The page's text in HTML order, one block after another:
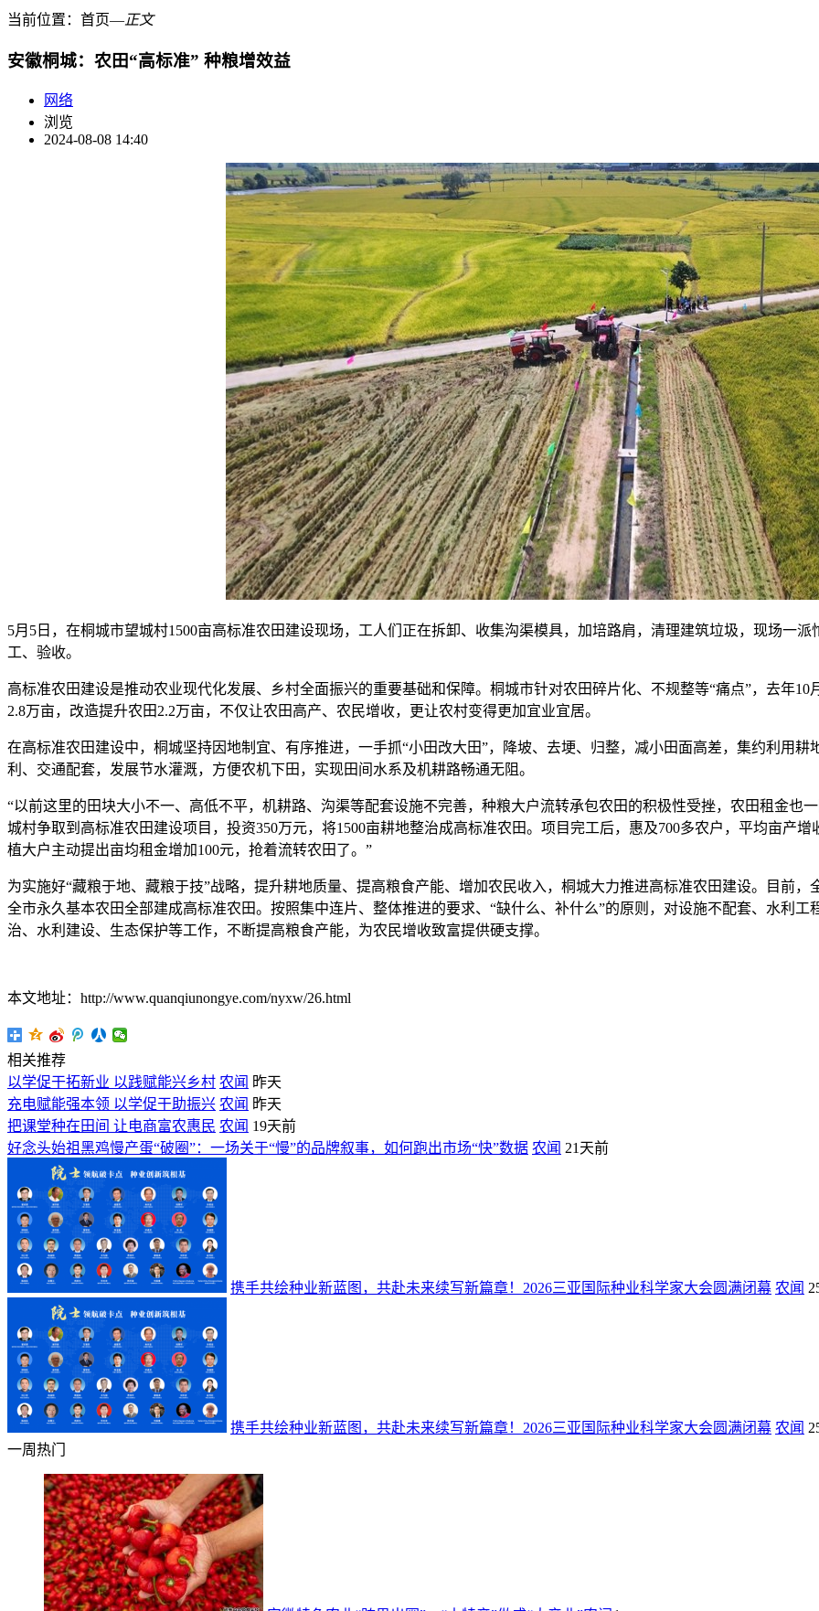
当前位置： 首页―正文
安徽桐城：农田“高标准” 种粮增效益
网络
浏览
2024-08-08 14:40
5月5日，在桐城市望城村1500亩高标准农田建设现场，工人们正在拆卸、收集沟渠模具，加培路肩，清理建筑垃圾，现场一
工、验收。
高标准农田建设是推动农业现代化发展、乡村全面振兴的重要基础和保障。桐城市针对农田碎片化、不规整等“痛点”，去年
2.8万亩，改造提升农田2.2万亩，不仅让农田高产、农民增收，更让农村变得更加宜业宜居。
在高标准农田建设中，桐城坚持因地制宜、有序推进，一手抓“小田改大田”，降坡、去埂、归整，减小田面高差，集约利用
利、交通配套，发展节水灌溉，方便农机下田，实现田间水系及机耕路畅通无阻。
“以前这里的田块大小不一、高低不平，机耕路、沟渠等配套设施不完善，种粮大户流转承包农田的积极性受挫，农田租金也
城村争取到高标准农田建设项目，投资350万元，将1500亩耕地整治成高标准农田。项目完工后，惠及700多农户，平均亩产
植大户主动提出亩均租金增加100元，抢着流转农田了。”
为实施好“藏粮于地、藏粮于技”战略，提升耕地质量、提高粮食产能、增加农民收入，桐城大力推进高标准农田建设。目前
全市永久基本农田全部建成高标准农田。按照集中连片、整体推进的要求、“缺什么、补什么”的原则，对设施不配套、水利
治、水利建设、生态保护等工作，不断提高粮食产能，为农民增收致富提供硬支撑。
本文地址：http://www.quanqiunongye.com/nyxw/26.html
相关推荐
以学促干拓新业 以践赋能兴乡村 农闻 昨天
充电赋能强本领 以学促干助振兴 农闻 昨天
把课堂种在田间 让电商富农惠民 农闻 19天前
好念头始祖黑鸡慢产蛋“破圈”：一场关于“慢”的品牌叙事，如何跑出市场“快”数据 农闻 21天前
携手共绘种业新蓝图，共赴未来续写新篇章！2026三亚国际种业科学家大会圆满闭幕 农闻
携手共绘种业新蓝图，共赴未来续写新篇章！2026三亚国际种业科学家大会圆满闭幕 农闻
一周热门